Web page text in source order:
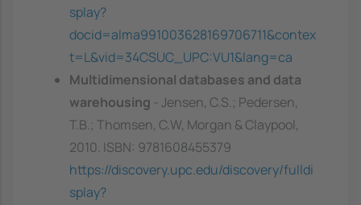
splay?
docid=alma991003628169706711&contex
t=L&vid=34CSUC_UPC:VU1&lang=ca
Multidimensional databases and data
warehousing
- Jensen, C.S.; Pedersen,
T.B.; Thomsen, C.W, Morgan & Claypool,
2010. ISBN: 9781608455379
https://discovery.upc.edu/discovery/fulldi
splay?